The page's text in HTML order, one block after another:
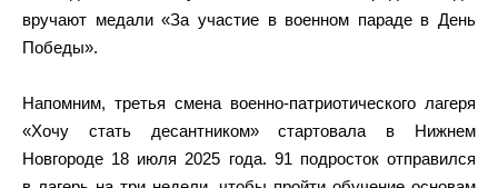
вручают медали «За участие в военном параде в День
Победы».
Напомним, третья смена военно-патриотического лагеря
«Хочу стать десантником» стартовала в Нижнем
Новгороде 18 июля 2025 года. 91 подросток отправился